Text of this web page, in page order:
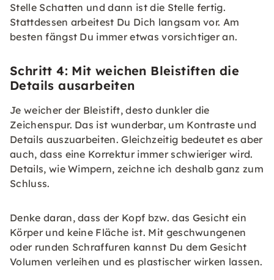
Stelle Schatten und dann ist die Stelle fertig.
Stattdessen arbeitest Du Dich langsam vor. Am
besten fängst Du immer etwas vorsichtiger an.
Schritt 4: Mit weichen Bleistiften die
Details ausarbeiten
Je weicher der Bleistift, desto dunkler die
Zeichenspur. Das ist wunderbar, um Kontraste und
Details auszuarbeiten. Gleichzeitig bedeutet es aber
auch, dass eine Korrektur immer schwieriger wird.
Details, wie Wimpern, zeichne ich deshalb ganz zum
Schluss.
Denke daran, dass der Kopf bzw. das Gesicht ein
Körper und keine Fläche ist. Mit geschwungenen
oder runden Schraffuren kannst Du dem Gesicht
Volumen verleihen und es plastischer wirken lassen.